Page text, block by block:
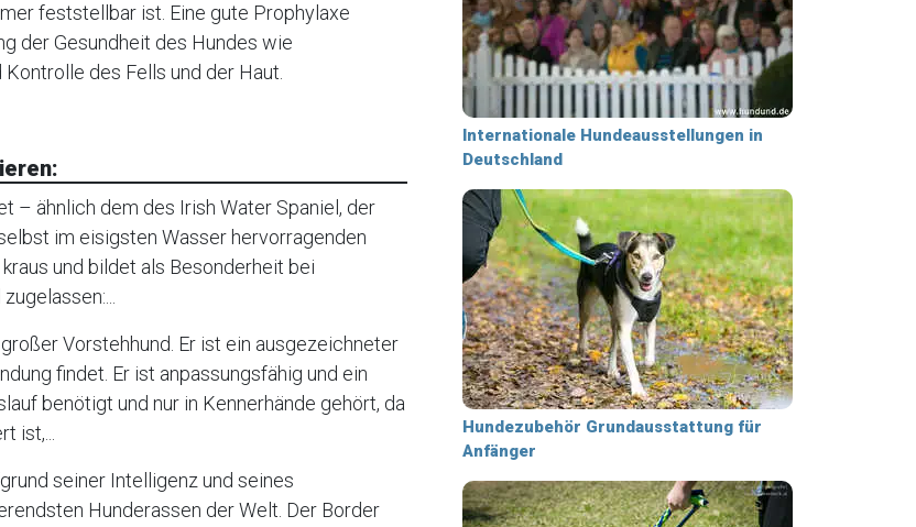
feststellbar ist. Eine gute Prophylaxe
der Gesundheit des Hundes wie
des Fells und der Haut.
– ähnlich dem des Irish Water Spaniel, der
im eisigsten Wasser hervorragenden
und bildet als Besonderheit bei
Vorstehhund. Er ist ein ausgezeichneter
findet. Er ist anpassungsfähig und ein
benötigt und nur in Kennerhände gehört, da
ist,...
seiner Intelligenz und seines
Hunderassen der Welt. Der Border
Internationale Hundeausstellungen in
Deutschland
Hundezubehör Grundausstattung für
Anfänger